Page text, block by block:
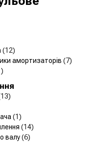
(12)
амортизаторів (7)
(1)
(14)
валу(6)